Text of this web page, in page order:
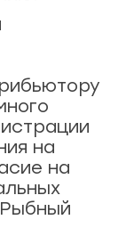
на
на